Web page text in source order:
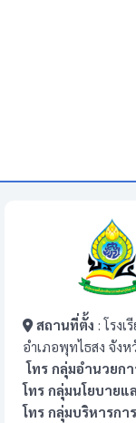
สถานที่ตั้ง : โรง
อำเภอพุทไธสง จัง
โทร กลุ่มอำนวยก
โทร กลุ่มนโยบายแ
โทร กลุ่มบริหารกา